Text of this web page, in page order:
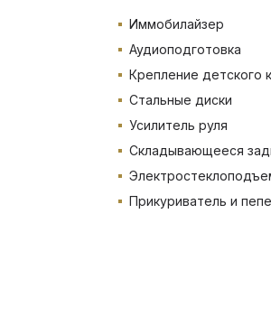
Иммобилайзер
Аудиоподготовка
Крепление детского
Стальные диски
Усилитель руля
Складывающееся
Прикуриватель и